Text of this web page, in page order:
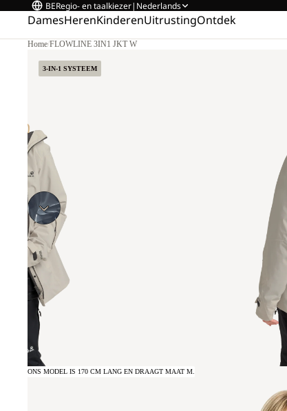
BERegio- en taalkiezer| Nederlands
DamesHerenKinderenUitrustingOntdek
Home/FLOWLINE 3IN1 JKT W
3-IN-1 SYSTEEM
ONS MODEL IS 170 CM LANG EN DRAAGT MAAT M.